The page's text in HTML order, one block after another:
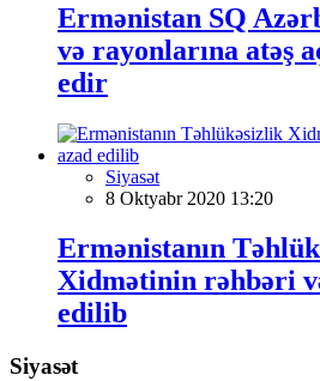
Ermənistan SQ
və rayonlarına atəş
edir
Siyasət
8 Oktyabr 2020 13:20
Ermənistanın
Xidmətinin rəhbəri
edilib
Siyasət